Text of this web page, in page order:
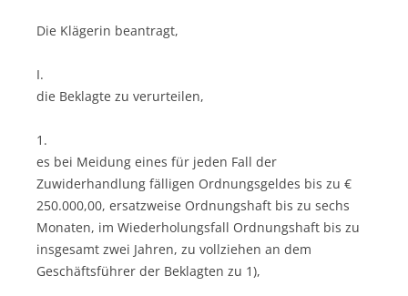
Die Klägerin beantragt,
I.
die Beklagte zu verurteilen,
1.
es bei Meidung eines für jeden Fall der
Zuwiderhandlung fälligen Ordnungsgeldes bis zu €
250.000,00, ersatzweise Ordnungshaft bis zu sechs
Monaten, im Wiederholungsfall Ordnungshaft bis zu
insgesamt zwei Jahren, zu vollziehen an dem
Geschäftsführer der Beklagten zu 1),